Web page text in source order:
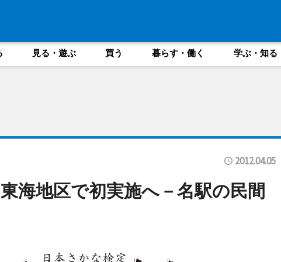
見る・遊ぶ 買う 暮らす・働く 学ぶ・知る
2012.04.05
海地区で初実施へ－名駅の民間